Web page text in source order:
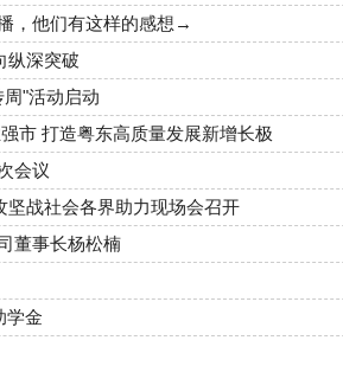
，他们有这样的感想→
纵深突破
"活动启动
市 打造粤东高质量发展新增长极
会议
坚战社会各界助力现场会召开
董事长杨松楠
学金